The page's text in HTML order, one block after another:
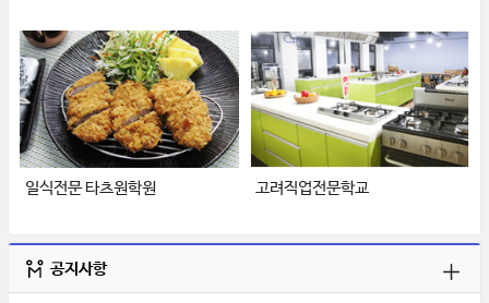
일식전문 타츠원학원 고려직업전문학교
공지사항